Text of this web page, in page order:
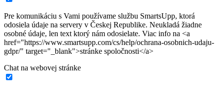
Pre komunikáciu s Vami používame službu SmartsUpp, ktorá
odosiela údaje na servery v Českej Republike. Neukladá žiadne
osobné údaje, len text ktorý nám odosielate. Viac info na <a
href="https://www.smartsupp.com/cs/help/ochrana-osobnich-udaju-
gdpr/" target="_blank">stránke spoločnosti</a>
Chat na webovej stránke